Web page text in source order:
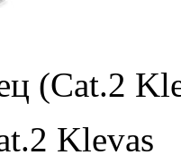
(Cat.2
Klevas